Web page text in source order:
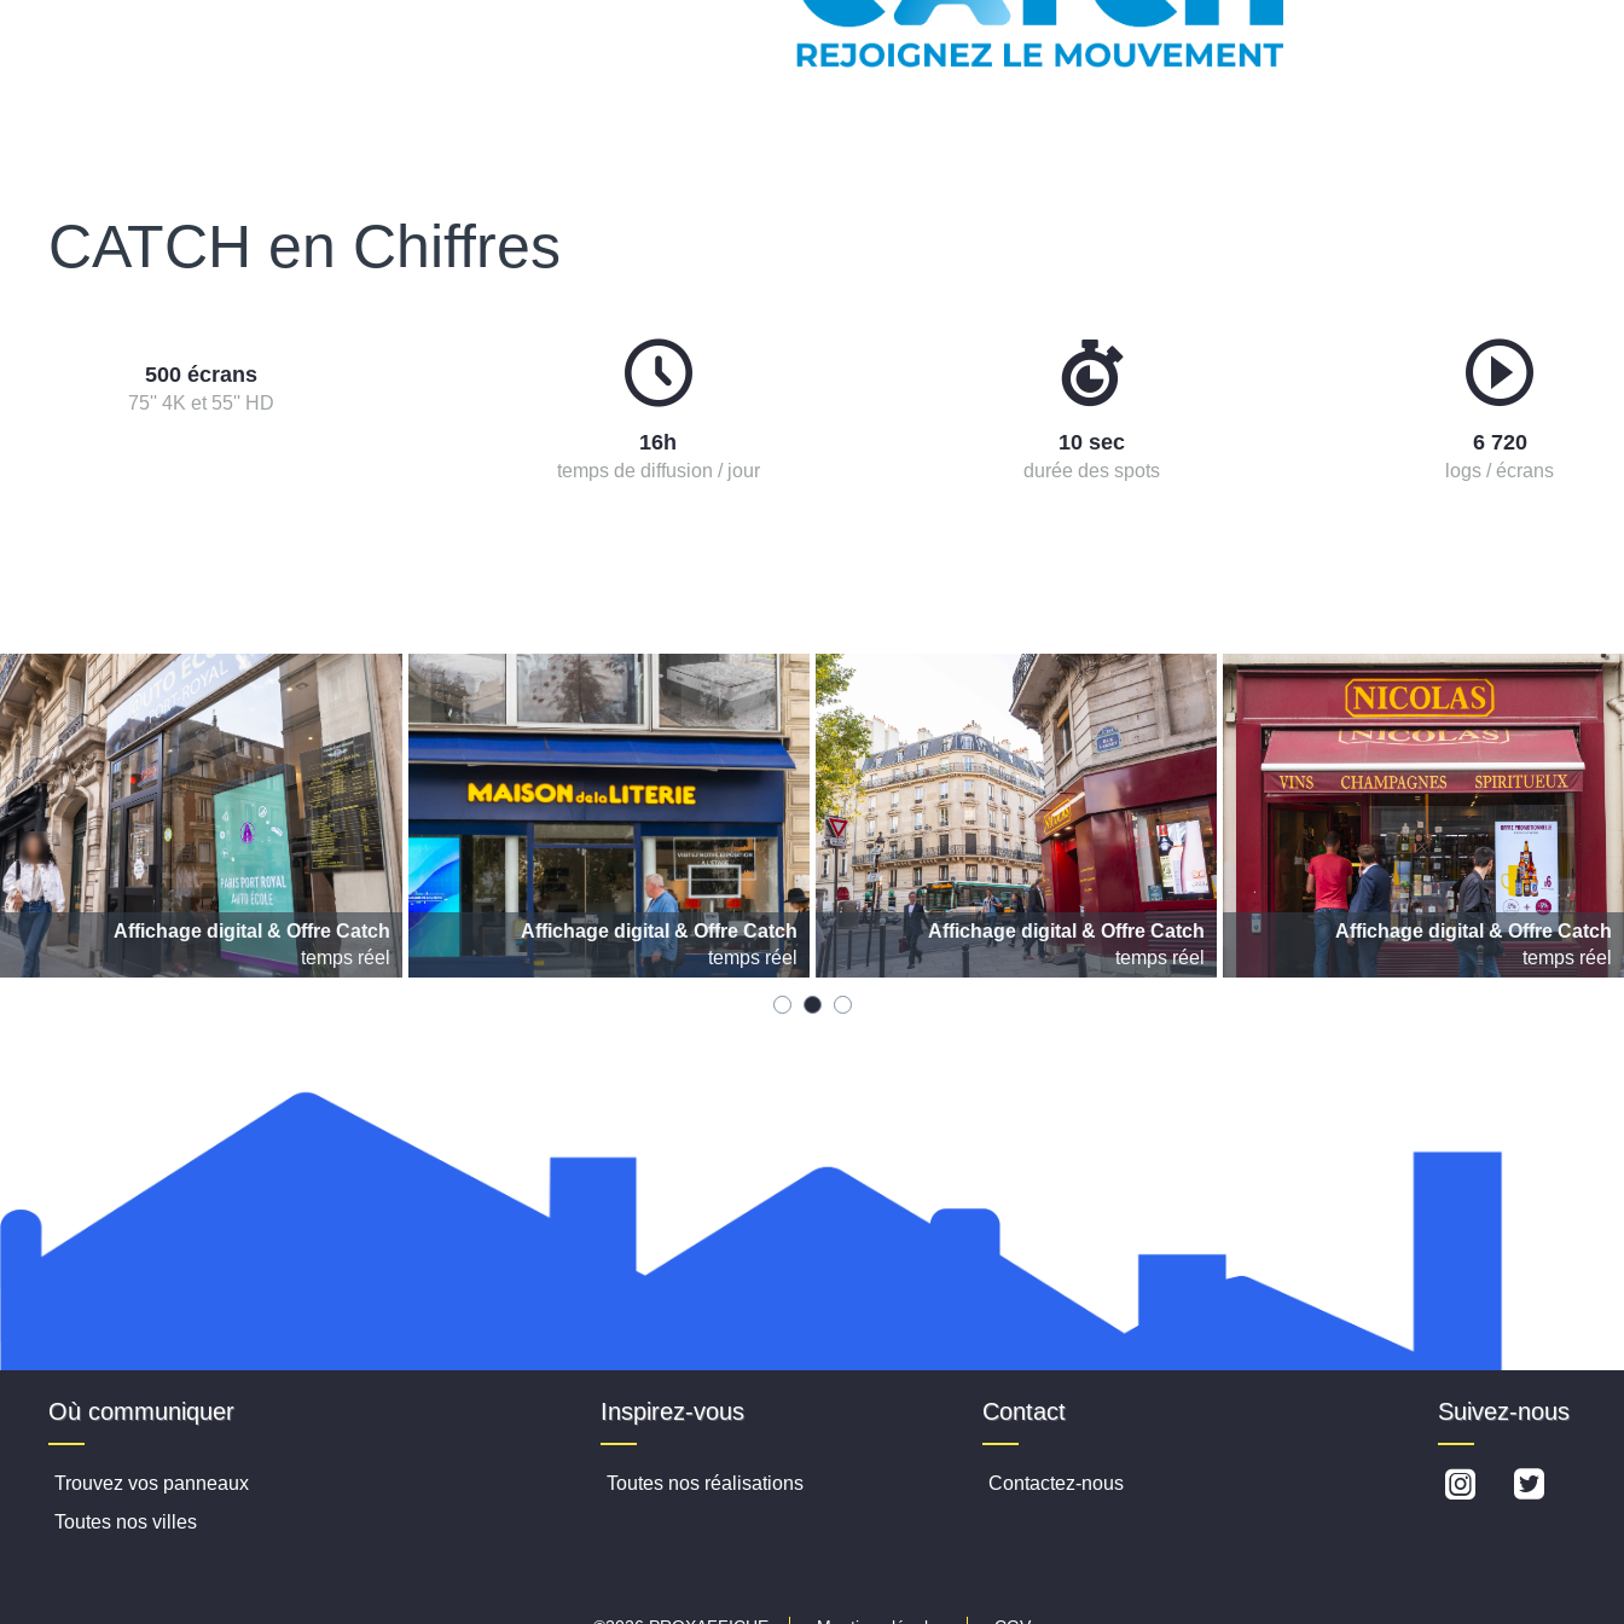
CATCH en Chiffres
500 écrans
75'' 4K et 55'' HD
16h
temps de diffusion / jour
10 sec
durée des spots
6 720
logs / écrans
Affichage digital & Offre Catch
temps réel
Affichage digital & Offre Catch
temps réel
Affichage digital & Offre Catch
temps réel
Affichage digital & Offre Catch
temps réel
Où communiquer
Trouvez vos panneaux
Toutes nos villes
Inspirez-vous
Toutes nos réalisations
Contact
Contactez-nous
Suivez-nous